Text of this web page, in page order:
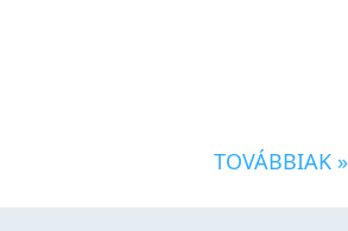
TOVÁBBIAK »